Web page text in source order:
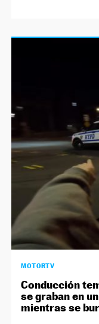
MOTORTV
Conducción
se graban en
mientras se